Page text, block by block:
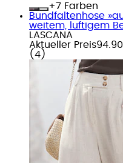
+
Farben
Bundfaltenhose
weitem, luftigem
LASCANA
Aktueller Preis
( 4 )